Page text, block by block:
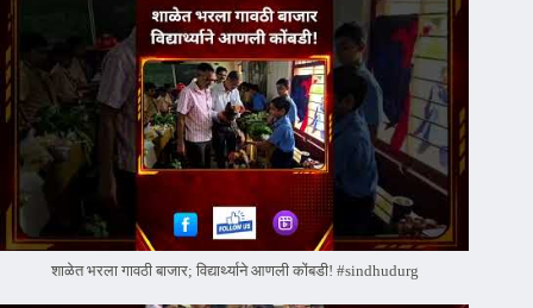
शाळेत भरला गावठी बाजार; विद्यार्थ्याने आणली कोंबडी! #sindhudurg